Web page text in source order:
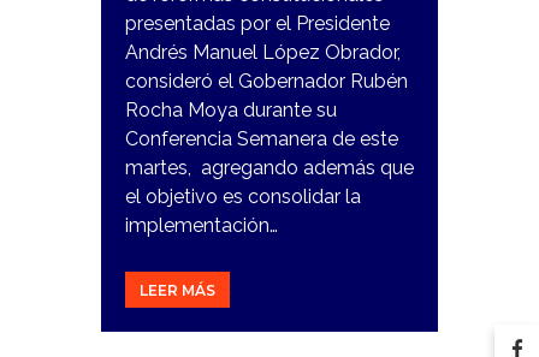
presentadas por el Presidente
Andrés Manuel López Obrador,
consideró el Gobernador Rubén
Rocha Moya durante su
Conferencia Semanera de este
martes, agregando además que
el objetivo es consolidar la
implementación…
LEER MÁS
11